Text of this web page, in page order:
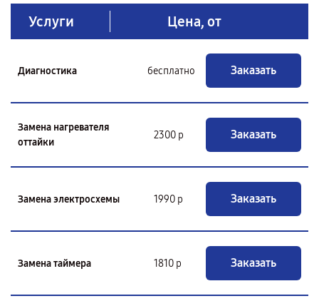
Услуги Цена, от
Диагностика бесплатно Заказать
Замена нагревателя
оттайки
2300 р Заказать
Замена электросхемы 1990 р Заказать
Замена таймера 1810 р Заказать